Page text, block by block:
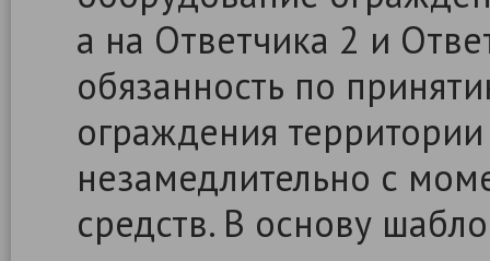
а на Ответчика 2 и
обязанность по
ограждения
незамедлительно с
средств. В основу